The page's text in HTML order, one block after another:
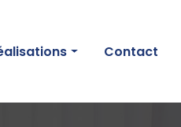
Contact